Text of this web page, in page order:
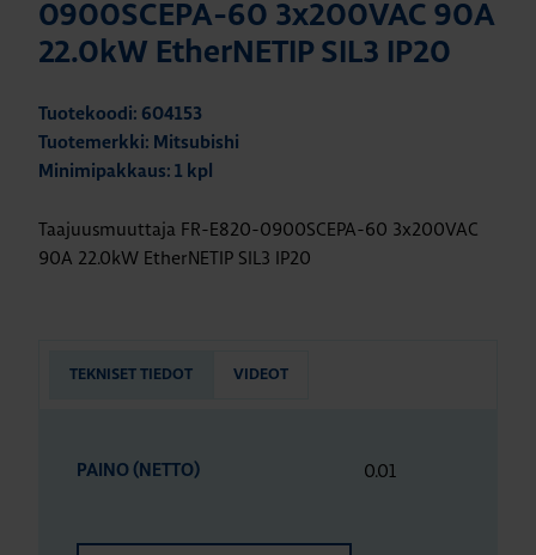
0900SCEPA-60 3x200VAC 90A
22.0kW EtherNETIP SIL3 IP20
Tuotekoodi: 604153
Tuotemerkki: Mitsubishi
Minimipakkaus: 1 kpl
Taajuusmuuttaja FR-E820-0900SCEPA-60 3x200VAC
90A 22.0kW EtherNETIP SIL3 IP20
TEKNISET TIEDOT VIDEOT
PAINO (NETTO) 0.01